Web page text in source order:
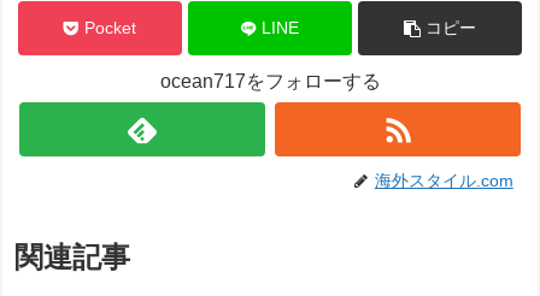
Pocket LINE コピー
ocean717をフォローする
海外スタイル.com
関連記事